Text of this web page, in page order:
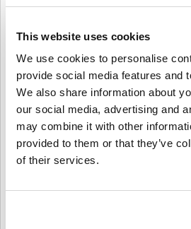
This website uses cookies
We use cookies to personalise
provide social media features and
We also share information about
our social media, advertising and
may combine it with other
provided to them or that they’ve
of their services.
ใหม่กับ Livecards.net ใช่ไหม? การซื้อโค้
คำปฏิเสธ
สินค้าพรีออเดอร์จ
ะถูกจัดส่งก่อนหรื
ระบุไว้ในขณะที่สินค้าในสต็อกจะถู
ตรวจสอบความปลอดภัย.
การซื้อที่ถือเป็นการใช้งานเชิงพาณิ
ยอมรับ.
คุณกำลังซื้อผลิตภัณฑ์ดิจิทัลเท่านั้น.
สำหรับข้อมูลเพิ่มเติมโปรดดู
โดยใช้แบบฟอร์มติดต่อเรา.
เขียนความคิดเห็น
ให้คะแนนเป็นดาว:
Max
อย่างไร้ที่ติ